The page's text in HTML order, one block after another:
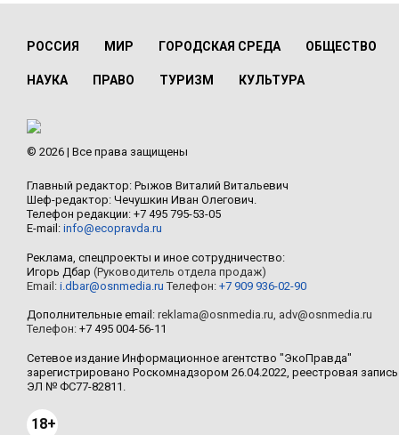
РОССИЯ МИР ГОРОДСКАЯ СРЕДА ОБЩЕСТВО
НАУКА ПРАВО ТУРИЗМ КУЛЬТУРА
© 2026 | Все права защищены
Главный редактор: Рыжов Виталий Витальевич
Шеф-редактор: Чечушкин Иван Олегович.
Телефон редакции: +7 495 795-53-05
E-mail: info@ecopravda.ru
Реклама, спецпроекты и иное сотрудничество:
Игорь Дбар (Руководитель отдела продаж)
Email: i.dbar@osnmedia.ru Телефон: +7 909 936-02-90
Дополнительные email: reklama@osnmedia.ru adv@osnmedia.ru
Телефон: +7 495 004-56-11
Сетевое издание Информационное агентство "ЭкоПравда"
зарегистрировано Роскомнадзором 26.04.2022, реестровая запись
ЭЛ № ФС77-82811.
18+